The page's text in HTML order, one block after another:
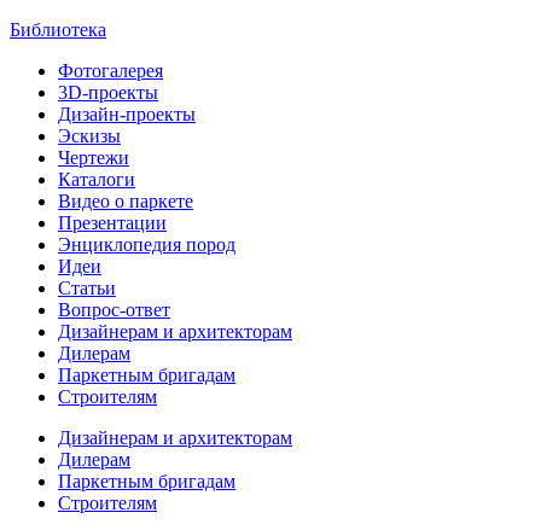
Библиотека
Фотогалерея
3D-проекты
Дизайн-проекты
Эскизы
Чертежи
Каталоги
Видео о паркете
Презентации
Энциклопедия пород
Идеи
Статьи
Вопрос-ответ
Дизайнерам и архитекторам
Дилерам
Паркетным бригадам
Строителям
Дизайнерам и архитекторам
Дилерам
Паркетным бригадам
Строителям